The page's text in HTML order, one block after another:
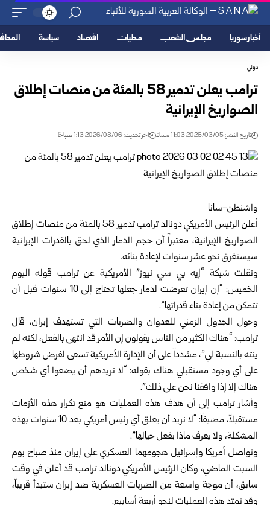
أخبار سوريا مجلس الشعب محليات اقتصاد سياسة
دولي
ترامب يعلن تدمير 58 بالمئة من منصات إطلاق
الصواريخ الإيرانية
تاريخ النشر: 2026/03/05 11:03 مساءً اخر تحديث: 2026/03/06 1:13 صباحًا
واشنطن-سانا
أعلن الرئيس الأمريكي دونالد ترامب تدمير 58 بالمئة من منصات إطلاق
الصواريخ الإيرانية، معتبراً أن حجم الدمار الذي لحق بالقدرات الإيرانية
سيستغرق نحو عشر سنوات لإعادة بنائه.
ونقلت شبكة “إيه بي سي نيوز” الأمريكية عن ترامب قوله اليوم
الخميس: “إن إيران تعرضت لدمار جعلها تحتاج إلى 10 سنوات قبل أن
تتمكن من إعادة بناء قدراتها”.
وحول الجدول الزمني للعدوان والضربات التي تستهدف إيران، قال
ترامب: “هناك الكثير من الناس يقولون إن الأمر قد انتهى بالفعل، لكنه لم
ينته بالنسبة لي”، مشدداً على أن الإدارة الأمريكية تسعى لفرض شروطها
على أي وجود مستقبلي هناك بقوله: “لا نريدهم أن يضعوا أي شخص
هناك إلا إذا وافقنا نحن على ذلك”.
وأشار ترامب إلى أن هدف هذه العمليات هو منع تكرار هذه الأزمات
مستقبلاً، مضيفاً: “لا نريد أن يعلق أي رئيس أمريكي بعد 10 سنوات بهذه
المشكلة، ولا يعرف ماذا يفعل حيالها”.
وتواصل أمريكا وإسرائيل هجومهما العسكري على إيران منذ صباح يوم
السبت الماضي، وكان الرئيس الأمريكي دونالد ترامب قد أعلن في وقت
سابق، أن موجة واسعة من الضربات العسكرية ضد إيران ستبدأ قريباً،
وقد تمتد هذه العمليات لنحو أربعة أسابيع.